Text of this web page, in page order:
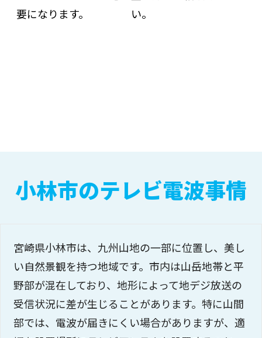
要になります。
い。
小林市のテレビ電波事情
宮崎県小林市は、九州山地の一部に位置し、美し
い自然景観を持つ地域です。市内は山岳地帯と平
野部が混在しており、地形によって地デジ放送の
受信状況に差が生じることがあります。特に山間
部では、電波が届きにくい場合がありますが、適